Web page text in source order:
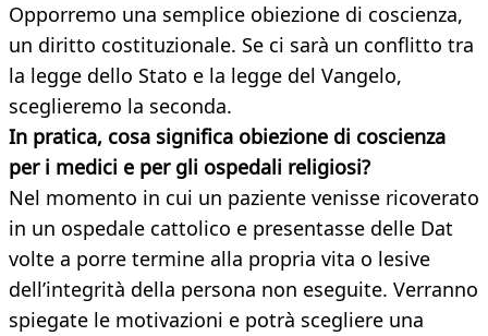
Opporremo una semplice obiezione di coscienza,
un diritto costituzionale. Se ci sarà un conflitto tra
la legge dello Stato e la legge del Vangelo,
sceglieremo la seconda.
In pratica, cosa significa obiezione di coscienza
per i medici e per gli ospedali religiosi?
Nel momento in cui un paziente venisse ricoverato
in un ospedale cattolico e presentasse delle Dat
volte a porre termine alla propria vita o lesive
dell’integrità della persona non eseguite. Verranno
spiegate le motivazioni e potrà scegliere una